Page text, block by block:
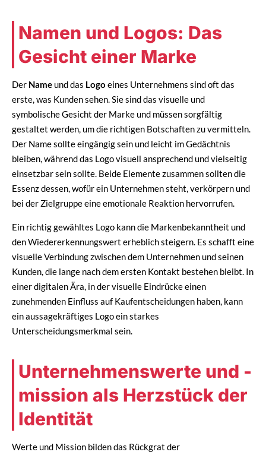
Namen und Logos: Das
Gesicht einer Marke
Der Name und das Logo eines Unternehmens sind oft das
erste, was Kunden sehen. Sie sind das visuelle und
symbolische Gesicht der Marke und müssen sorgfältig
gestaltet werden, um die richtigen Botschaften zu vermitteln.
Der Name sollte eingängig sein und leicht im Gedächtnis
bleiben, während das Logo visuell ansprechend und vielseitig
einsetzbar sein sollte. Beide Elemente zusammen sollten die
Essenz dessen, wofür ein Unternehmen steht, verkörpern und
bei der Zielgruppe eine emotionale Reaktion hervorrufen.
Ein richtig gewähltes Logo kann die Markenbekanntheit und
den Wiedererkennungswert erheblich steigern. Es schafft eine
visuelle Verbindung zwischen dem Unternehmen und seinen
Kunden, die lange nach dem ersten Kontakt bestehen bleibt. In
einer digitalen Ära, in der visuelle Eindrücke einen
zunehmenden Einfluss auf Kaufentscheidungen haben, kann
ein aussagekräftiges Logo ein starkes
Unterscheidungsmerkmal sein.
Unternehmenswerte und -
mission als Herzstück der
Identität
Werte und Mission bilden das Rückgrat der